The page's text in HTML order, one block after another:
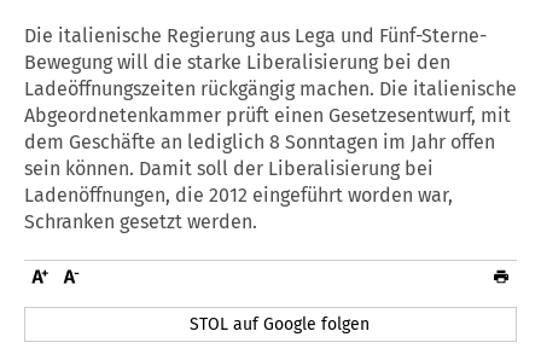
Die italienische Regierung aus Lega und Fünf-Sterne-
Bewegung will die starke Liberalisierung bei den
Ladeöffnungszeiten rückgängig machen. Die italienische
Abgeordnetenkammer prüft einen Gesetzesentwurf, mit
dem Geschäfte an lediglich 8 Sonntagen im Jahr offen
sein können. Damit soll der Liberalisierung bei
Ladenöffnungen, die 2012 eingeführt worden war,
Schranken gesetzt werden.
STOL auf Google folgen